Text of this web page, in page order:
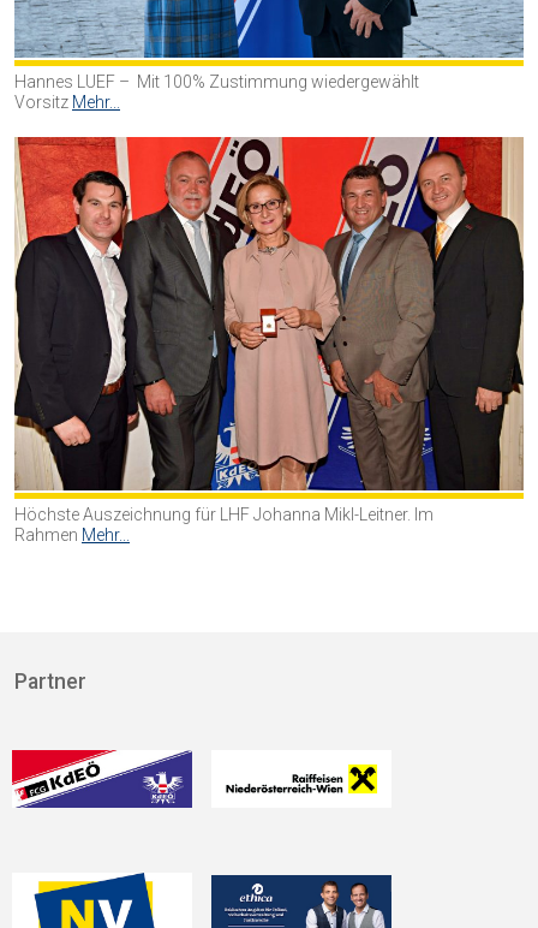
Hannes LUEF – Mit 100% Zustimmung wiedergewählt
Vorsitz Mehr...
Höchste Auszeichnung für LHF Johanna Mikl-Leitner. Im
Rahmen Mehr...
Partner